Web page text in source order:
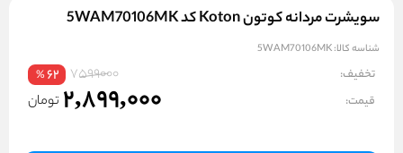
سویشرت مردانه کوتون Koton کد 5WAM70106MK
شناسه کالا:5WAM70106MK
تخفیف: 7599000
62
%
قیمت: 2,899,000 تومان